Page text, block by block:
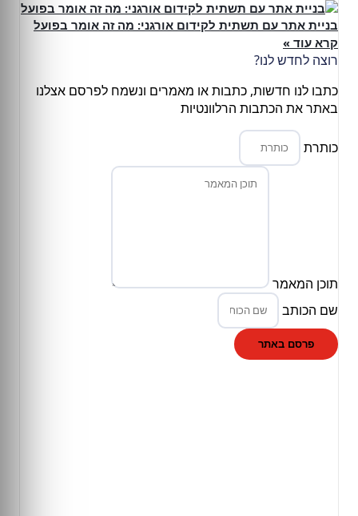
בניית אתר עם תשתית לקידום אורגני: מה זה אומר בפועל
קרא עוד »
רוצה לחדש לנו?
כתבו לנו חדשות, כתבות או מאמרים ונשמח לפרסם אצלנו
באתר את הכתבות הרלוונטיות
כותרת
תוכן המאמר
שם הכותב
פרסם באתר